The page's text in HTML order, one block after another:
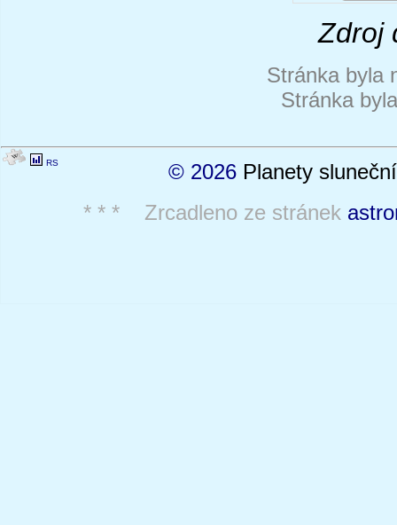
Zdroj
Stránka byla
Stránka
RS © 2026 Planety
* * * Zrcadleno ze stránek